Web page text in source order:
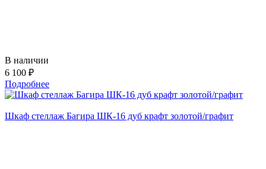
В наличии
6 100 ₽
Подробнее
Шкаф стеллаж Багира ШК-16 дуб крафт золотой/графит